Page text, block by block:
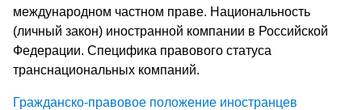
международном частном праве. Национальность
(личный закон) иностранной компании в Российской
Федерации. Специфика правового статуса
транснациональных компаний.
Гражданско-правовое положение иностранцев